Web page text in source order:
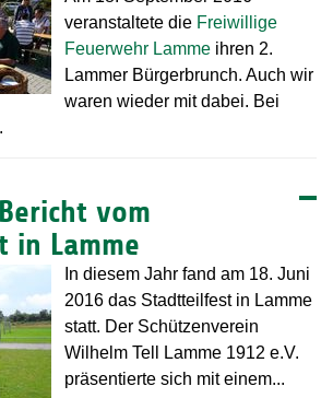
veranstaltete die Freiwillige
Feuerwehr Lamme ihren 2.
Lammer Bürgerbrunch. Auch wir
waren wieder mit dabei. Bei
vom
in Lamme
In diesem Jahr fand am 18. Juni
2016 das Stadtteilfest in Lamme
statt. Der Schützenverein
Wilhelm Tell Lamme 1912 e.V.
präsentierte sich mit einem...